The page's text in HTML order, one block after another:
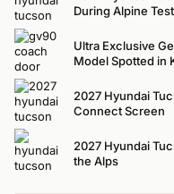
During Alpine
Ultra Exclusive
Model Spotted in
2027 Hyundai
Connect Screen
2027 Hyundai
the Alps